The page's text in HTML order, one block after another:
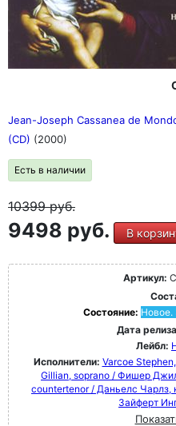
Jean-Joseph Cassanea de
(CD) (2000)
Есть в наличии
10399руб.
9498 руб. В
Артикул:
Состояние: Новое.
Дата
Лейбл:
Исполнители: Varcoe
Gillian, soprano / Фишер
countertenor / Даньелс Чарлз,
Зайферт